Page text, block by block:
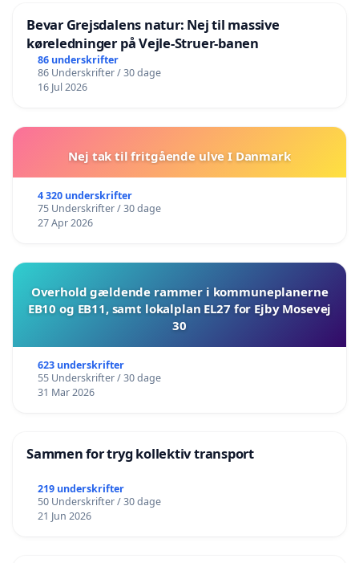
Bevar Grejsdalens natur: Nej til massive
køreledninger på Vejle-Struer-banen
86 underskrifter
86 Underskrifter / 30 dage
16 Jul 2026
Nej tak til fritgående ulve I Danmark
4 320 underskrifter
75 Underskrifter / 30 dage
27 Apr 2026
Overhold gældende rammer i kommuneplanerne
EB10 og EB11, samt lokalplan EL27 for Ejby Mosevej
30
623 underskrifter
55 Underskrifter / 30 dage
31 Mar 2026
Sammen for tryg kollektiv transport
219 underskrifter
50 Underskrifter / 30 dage
21 Jun 2026